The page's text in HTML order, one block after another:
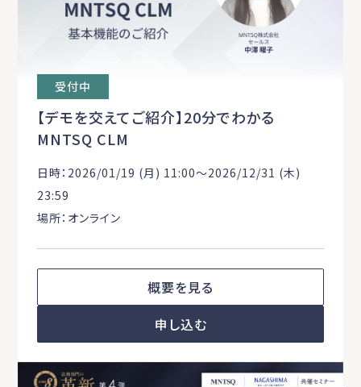
受付中
【デモを交えてご紹介】20分でわかる
MNTSQ CLM
日時：2026/01/19 (月) 11:00〜2026/12/31 (木)
23:59
場所：オンライン
概要を見る
申し込む